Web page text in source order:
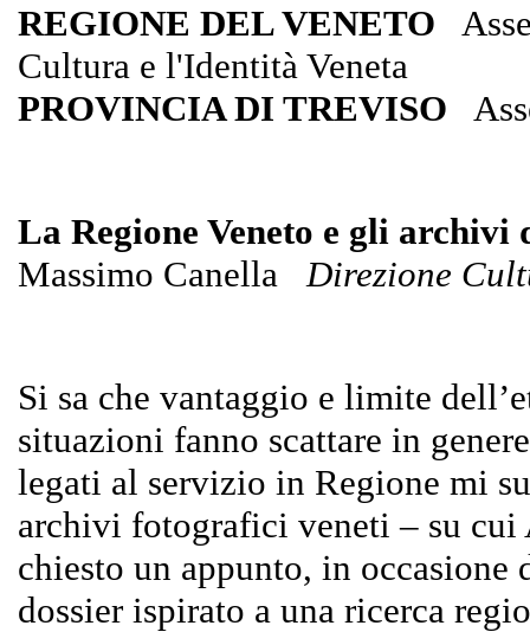
REGIONE DEL VENETO
Cultura e l'Identità Veneta
PROVINCIA DI TREVISO
La Regione Veneto e gli
Massimo Canella Direzione
Si sa che vantaggio e limite
situazioni fanno scattare in
legati al servizio in Regione mi
archivi fotografici veneti – su cui
chiesto un appunto, in
dossier ispirato a una ricerca